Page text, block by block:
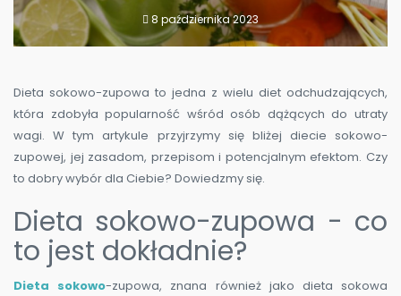
8 października 2023
Dieta sokowo-zupowa to jedna z wielu diet odchudzających,
która zdobyła popularność wśród osób dążących do utraty
wagi. W tym artykule przyjrzymy się bliżej diecie sokowo-
zupowej, jej zasadom, przepisom i potencjalnym efektom. Czy
to dobry wybór dla Ciebie? Dowiedzmy się.
Dieta sokowo-zupowa - co
to jest dokładnie?
Dieta sokowo-zupowa, znana również jako dieta sokowa